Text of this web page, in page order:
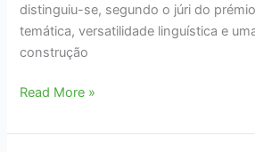
distinguiu-se, segundo o júri do
temática, versatilidade linguística e
construção
Adelino
Luís
Read More »